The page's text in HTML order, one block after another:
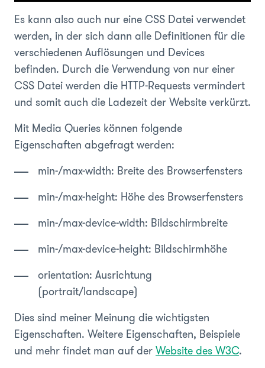
Es kann also auch nur eine CSS Datei verwendet
werden, in der sich dann alle Definitionen für die
verschiedenen Auflösungen und Devices
befinden. Durch die Verwendung von nur einer
CSS Datei werden die HTTP-Requests vermindert
und somit auch die Ladezeit der Website verkürzt.
Mit Media Queries können folgende
Eigenschaften abgefragt werden:
min-/max-width: Breite des Browserfensters
min-/max-height: Höhe des Browserfensters
min-/max-device-width: Bildschirmbreite
min-/max-device-height: Bildschirmhöhe
orientation: Ausrichtung
(portrait/landscape)
Dies sind meiner Meinung die wichtigsten
Eigenschaften. Weitere Eigenschaften, Beispiele
und mehr findet man auf derWebsite des W3C.